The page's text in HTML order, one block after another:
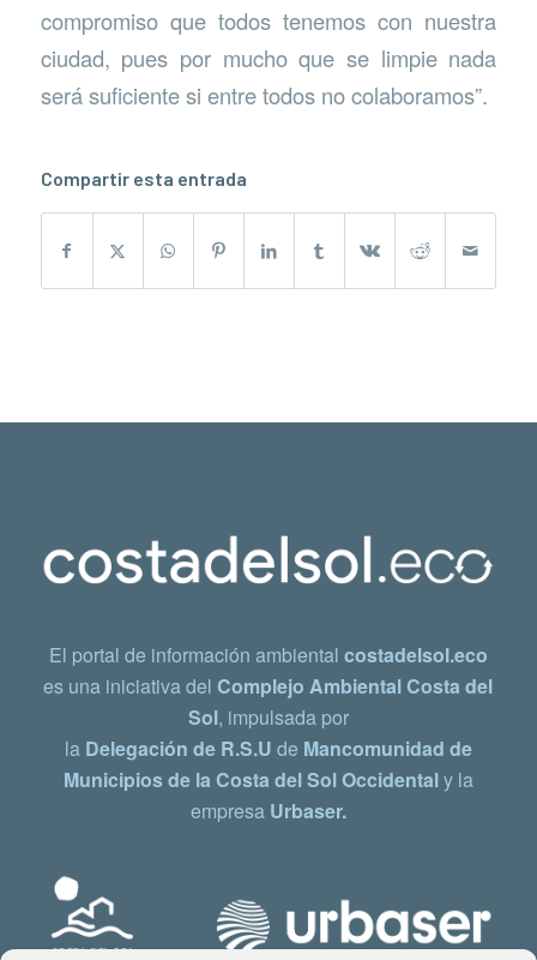
compromiso que todos tenemos con nuestra
ciudad, pues por mucho que se limpie nada
será suficiente si entre todos no colaboramos”.
Compartir esta entrada
El portal de información ambiental costadelsol.eco
es una iniciativa delComplejo Ambiental Costa del
Sol, impulsada por
la Delegación de R.S.U de Mancomunidad de
Municipios de la Costa del Sol Occidentaly la
empresa Urbaser.